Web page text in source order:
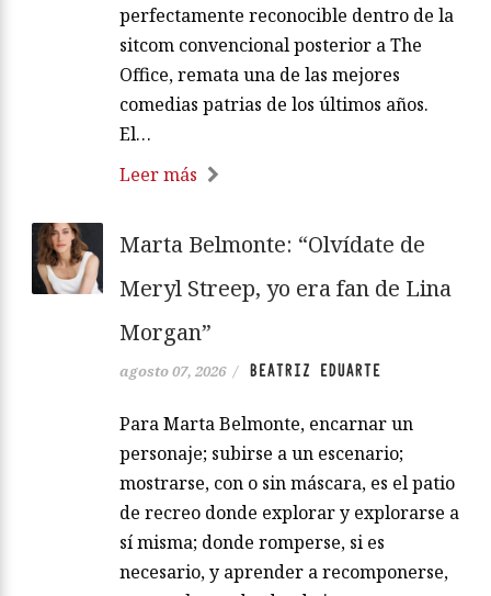
perfectamente reconocible dentro de la
sitcom convencional posterior a The
Office, remata una de las mejores
comedias patrias de los últimos años.
El…
Leer más
Marta Belmonte: “Olvídate de
Meryl Streep, yo era fan de Lina
Morgan”
agosto 07, 2026 / BEATRIZ EDUARTE
Para Marta Belmonte, encarnar un
personaje; subirse a un escenario;
mostrarse, con o sin máscara, es el patio
de recreo donde explorar y explorarse a
sí misma; donde romperse, si es
necesario, y aprender a recomponerse,